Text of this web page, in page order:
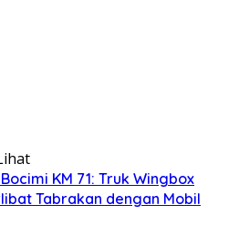
KM 71: Truk Wingbox
Tabrakan dengan Mobil